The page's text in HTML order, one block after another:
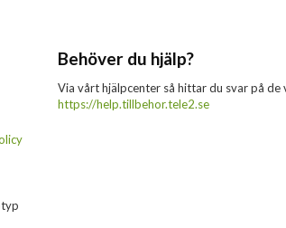
Behöver du hjälp?
Via vårt hjälpcenter så hittar du svar på de
https://help.tillbehor.tele2.se